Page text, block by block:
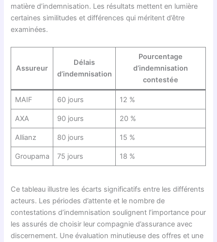
matière d’indemnisation. Les résultats mettent en lumière
certaines similitudes et différences qui méritent d’être
examinées.
Assureur
Délais
d’indemnisation
Pourcentage
d’indemnisation
contestée
MAIF 60 jours 12 %
AXA 90 jours 20 %
Allianz 80 jours 15 %
Groupama 75 jours 18 %
Ce tableau illustre les écarts significatifs entre les différents
acteurs. Les périodes d’attente et le nombre de
contestations d’indemnisation soulignent l’importance pour
les assurés de choisir leur compagnie d’assurance avec
discernement. Une évaluation minutieuse des offres et une